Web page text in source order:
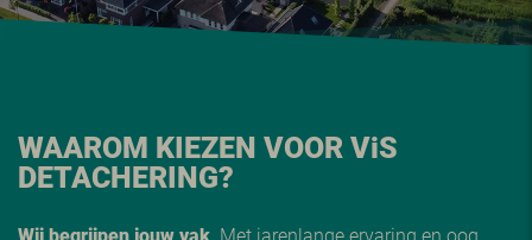
WAAROM KIEZEN VOOR ViS
DETACHERING?
Wij begrijpen jouw vak. Met jarenlange ervaring en oog